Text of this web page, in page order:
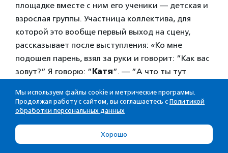
площадке вместе с ним его ученики — детская и
взрослая группы. Участница коллектива, для
которой это вообще первый выход на сцену,
рассказывает после выступления: «Ко мне
подошел парень, взял за руки и говорит: ”Как вас
зовут?” Я говорю: ”Катя”. — ”А что ты тут
— ”Да, на сцене”. — ”Ну, ладно, пока”. И всё. Мне
кажется, он потом громче всех хлопал», —
смеется танцовщица.
Мы используем файлы cookie и метрические программы.
Продолжая работу с сайтом, вы соглашаетесь с Политикой
обработки персональных данных
Хорошо